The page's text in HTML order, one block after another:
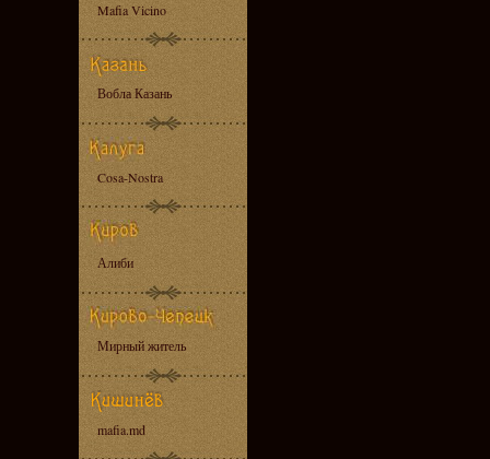
Mafia Vicino
Вобла Казань
Cosa-Nostra
Алиби
Мирный житель
mafia.md